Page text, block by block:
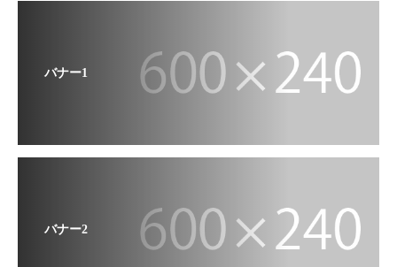
バナー1
バナー2